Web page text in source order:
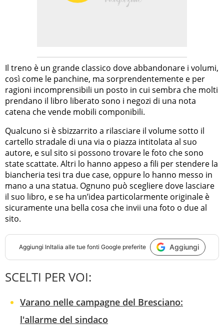
Il treno è un grande classico dove abbandonare i volumi,
così come le panchine, ma sorprendentemente e per
ragioni incomprensibili un posto in cui sembra che molti
prendano il libro liberato sono i negozi di una nota
catena che vende mobili componibili.
Qualcuno si è sbizzarrito a rilasciare il volume sotto il
cartello stradale di una via o piazza intitolata al suo
autore, e sul sito si possono trovare le foto che sono
state scattate. Altri lo hanno appeso a fili per stendere la
biancheria tesi tra due case, oppure lo hanno messo in
mano a una statua. Ognuno può scegliere dove lasciare
il suo libro, e se ha un’idea particolarmente originale è
sicuramente una bella cosa che invii una foto o due al
sito.
Aggiungi InItalia alle tue fonti Google preferite Aggiungi
SCELTI PER VOI:
Varano nelle campagne del Bresciano:
l'allarme del sindaco